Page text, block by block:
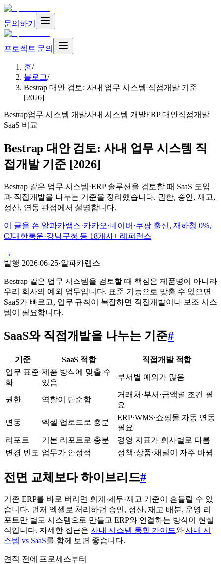
문의하기
프로젝트 문의
홈/
블로그/
Bestrap 대안 검토: 사내 업무 시스템 직접개발 기준
[2026]
Bestrap업무 시스템 개발사내 시스템 개발ERP 대안직접개발
SaaS 비교
Bestrap 대안 검토: 사내 업무 시스템 직
접개발 기준 [2026]
Bestrap 같은 업무 시스템·ERP 솔루션을 검토할 때 SaaS 도입
과 직접개발을 나누는 기준을 정리했습니다. 권한, 승인, 재고,
정산, 연동 관점에서 설명합니다.
이 글을 쓴 알파카랩스·카카오·네이버·쿠팡 출신, 재하청 0%,
CJ대한통운·강남구청 등 18개사+ 레퍼런스
→
발행 2026-06-25·알파카랩스
Bestrap 같은 업무 시스템을 검토할 때 핵심은 제품명이 아니라
우리 회사의 예외 업무입니다. 표준 기능으로 맞출 수 있으면
SaaS가 빠르고, 업무 규칙이 복잡하면 직접개발이나 보조 시스
템이 필요합니다.
SaaS와 직접개발을 나누는 기준#
기준 SaaS 적합
직접개발 적합
업무 표준
화
제품 방식에 맞출 수
있음
부서별 예외가 많음
권한 역할이 단순함
거래처·부서·금액별 조건 필
요
연동 엑셀 업로드로 충분
ERP·WMS·쇼핑몰 자동 연동
필요
리포트
기본 리포트로 충분
경영 지표가 회사별로 다름
변경 빈도 업무가 안정적 정책·상품·채널이 자주 바뀜
전면 교체보다 하이브리드#
기존 ERP를 바로 버리면 회계·세무·재고 기준이 흔들릴 수 있
습니다. 먼저 엑셀로 처리하던 승인, 정산, 재고 배분, 운영 리
포트만 별도 시스템으로 만들고 ERP와 연결하는 방식이 현실
적입니다. 자세한 접근은 사내 시스템 통합 가이드와 사내 시
스템 vs SaaS를 함께 보면 좋습니다.
견적 전에 프로세스부터